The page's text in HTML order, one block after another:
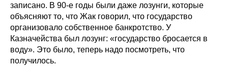
записано. В 90-е годы были даже лозунги, которые
объясняют то, что Жак говорил, что государство
организовало собственное банкротство. У
Казначейства был лозунг: «государство бросается в
воду». Это было, теперь надо посмотреть, что
получилось.